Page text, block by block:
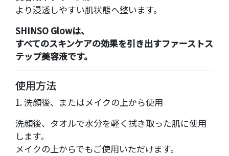
より浸透しやすい肌状態へ整います。
SHINSO Glowは、
すべてのスキンケアの効果を引き出すファーストス
テップ美容液です。
使用方法
1. 洗顔後、またはメイクの上から使用
洗顔後、タオルで水分を軽く拭き取った肌に使用
します。
メイクの上からでもご使用いただけます。